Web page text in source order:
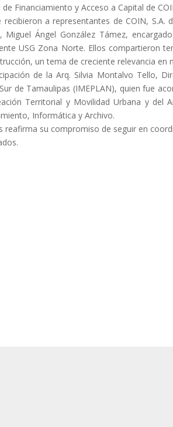
Financiamiento y Acceso a Capital de
a representantes de COIN, S.A.
Miguel Ángel González Támez,
USG Zona Norte. Ellos compartieron
un tema de creciente relevancia en
de la Arq. Silvia Montalvo Tello,
de Tamaulipas (IMEPLAN), quien fue
Territorial y Movilidad Urbana y del
Informática y Archivo.
reafirma su compromiso de seguir en